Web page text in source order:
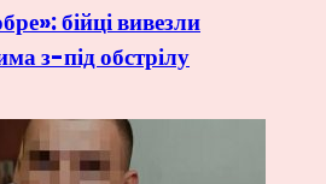
бійці вивезли
з-під обстрілу